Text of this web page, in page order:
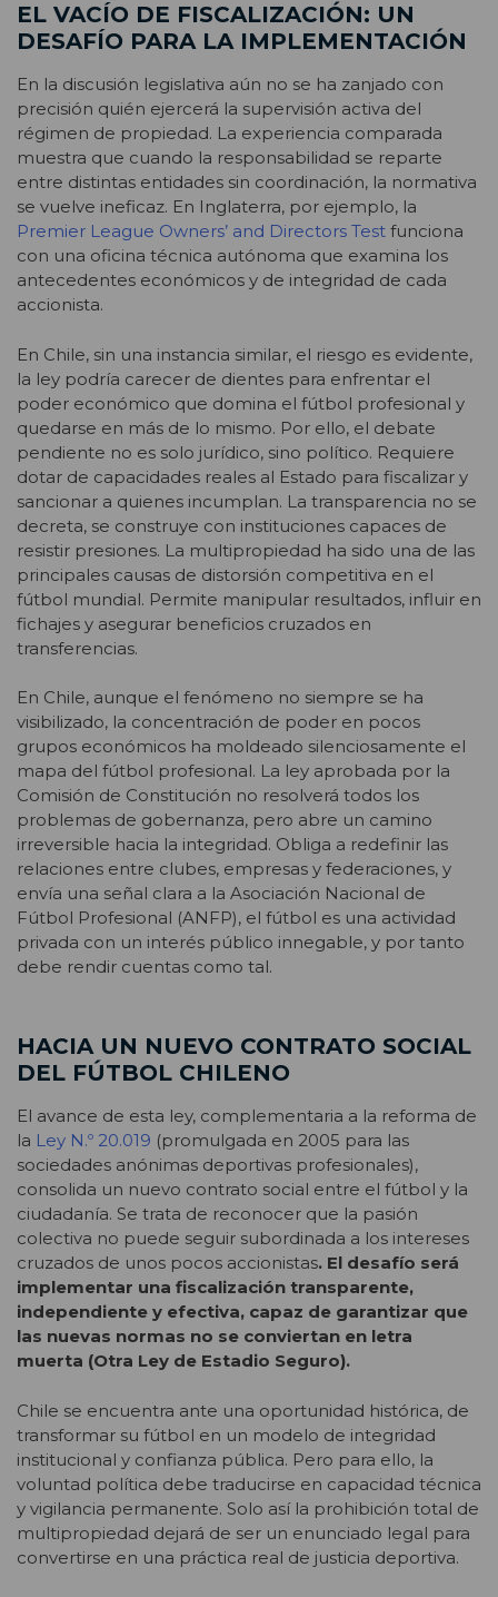
EL VACÍO DE FISCALIZACIÓN: UN
DESAFÍO PARA LA IMPLEMENTACIÓN
En la discusión legislativa aún no se ha zanjado con
precisión quién ejercerá la supervisión activa del
régimen de propiedad. La experiencia comparada
muestra que cuando la responsabilidad se reparte
entre distintas entidades sin coordinación, la normativa
se vuelve ineficaz. En Inglaterra, por ejemplo, la
Premier League Owners’ and Directors Test funciona
con una oficina técnica autónoma que examina los
antecedentes económicos y de integridad de cada
accionista.
En Chile, sin una instancia similar, el riesgo es evidente,
la ley podría carecer de dientes para enfrentar el
poder económico que domina el fútbol profesional y
quedarse en más de lo mismo. Por ello, el debate
pendiente no es solo jurídico, sino político. Requiere
dotar de capacidades reales al Estado para fiscalizar y
sancionar a quienes incumplan. La transparencia no se
decreta, se construye con instituciones capaces de
resistir presiones. La multipropiedad ha sido una de las
principales causas de distorsión competitiva en el
fútbol mundial. Permite manipular resultados, influir en
fichajes y asegurar beneficios cruzados en
transferencias.
En Chile, aunque el fenómeno no siempre se ha
visibilizado, la concentración de poder en pocos
grupos económicos ha moldeado silenciosamente el
mapa del fútbol profesional. La ley aprobada por la
Comisión de Constitución no resolverá todos los
problemas de gobernanza, pero abre un camino
irreversible hacia la integridad. Obliga a redefinir las
relaciones entre clubes, empresas y federaciones, y
envía una señal clara a la Asociación Nacional de
Fútbol Profesional (ANFP), el fútbol es una actividad
privada con un interés público innegable, y por tanto
debe rendir cuentas como tal.
HACIA UN NUEVO CONTRATO SOCIAL
DEL FÚTBOL CHILENO
El avance de esta ley, complementaria a la reforma de
la Ley N.º 20.019 (promulgada en 2005 para las
sociedades anónimas deportivas profesionales),
consolida un nuevo contrato social entre el fútbol y la
ciudadanía. Se trata de reconocer que la pasión
colectiva no puede seguir subordinada a los intereses
cruzados de unos pocos accionistas. El desafío será
implementar una fiscalización transparente,
independiente y efectiva, capaz de garantizar que
las nuevas normas no se conviertan en letra
muerta (Otra Ley de Estadio Seguro).
Chile se encuentra ante una oportunidad histórica, de
transformar su fútbol en un modelo de integridad
institucional y confianza pública. Pero para ello, la
voluntad política debe traducirse en capacidad técnica
y vigilancia permanente. Solo así la prohibición total de
multipropiedad dejará de ser un enunciado legal para
convertirse en una práctica real de justicia deportiva.